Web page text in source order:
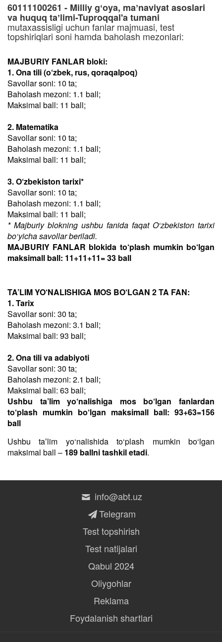
60111100261 - Milliy gʻoya, maʼnaviyat asoslari
va huquq taʼlimi-Tuproqqal'a tumani
mutaxassisligi uchun fanlar majmuasi, test
topshiriqlari soni hamda baholash mezonlari:
MAJBURIY FANLAR bloki:
1. Ona tili (o‘zbek, rus, qoraqalpoq)
Savollar soni: 10 ta;
Baholash mezoni: 1.1 ball;
Maksimal ball: 11 ball;
2. Matematika
Savollar soni: 10 ta;
Baholash mezoni: 1.1 ball;
Maksimal ball: 11 ball;
3. O‘zbekiston tarixi*
Savollar soni: 10 ta;
Baholash mezoni: 1.1 ball;
Maksimal ball: 11 ball;
* Majburiy blokning ushbu fanida faqat O‘zbekiston tarixi
bo‘yicha savollar beriladi.
MAJBURIY FANLAR blokida to‘plash mumkin bo‘lgan
maksimall ball: 11+11+11= 33 ball
TA’LIM YO‘NALISHIGA MOS BO‘LGAN 2 TA FAN:
1. Tarix
Savollar soni: 30 ta;
Baholash mezoni: 3.1 ball;
Maksimal ball: 93 ball;
2. Ona tili va adabiyoti
Savollar soni: 30 ta;
Baholash mezoni: 2.1 ball;
Maksimal ball: 63 ball;
Ushbu ta’lim yo‘nalishiga mos bo‘lgan fanlardan
to‘plash mumkin bo‘lgan maksimall ball: 93+63=156
ball
Ushbu taʼlim yo‘nalishida to‘plash mumkin bo‘lgan
maksimal ball – 189 ballni tashkil etadi.
info@abt.uz
Telegram
Test topshirish
Test natijalari
Qabul 2024
Oliygohlar
Reklama
Foydalanish shartlari